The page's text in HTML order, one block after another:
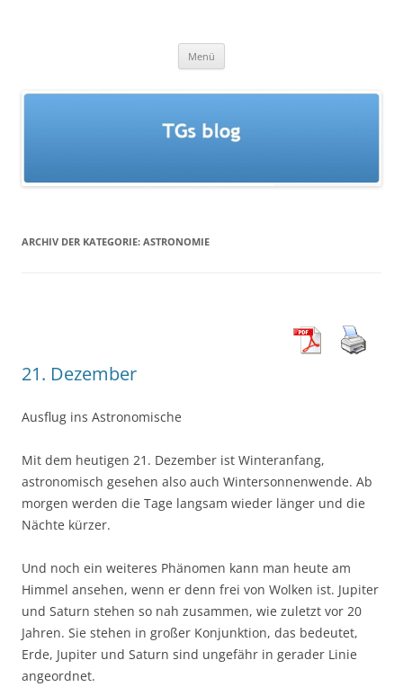
Menü
ARCHIV DER KATEGORIE: ASTRONOMIE
21. Dezember
Ausflug ins Astronomische
Mit dem heutigen 21. Dezember ist Winteranfang,
astronomisch gesehen also auch Wintersonnenwende. Ab
morgen werden die Tage langsam wieder länger und die
Nächte kürzer.
Und noch ein weiteres Phänomen kann man heute am
Himmel ansehen, wenn er denn frei von Wolken ist. Jupiter
und Saturn stehen so nah zusammen, wie zuletzt vor 20
Jahren. Sie stehen in großer Konjunktion, das bedeutet,
Erde, Jupiter und Saturn sind ungefähr in gerader Linie
angeordnet.